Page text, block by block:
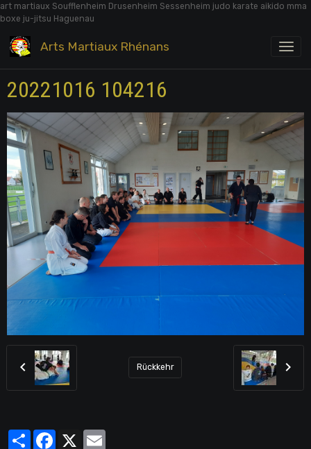
art martiaux Soufflenheim Drusenheim Sessenheim judo karate aikido mma
boxe ju-jitsu Haguenau
Arts Martiaux Rhénans
20221016 104216
Rückkehr
PartagerFacebook
X